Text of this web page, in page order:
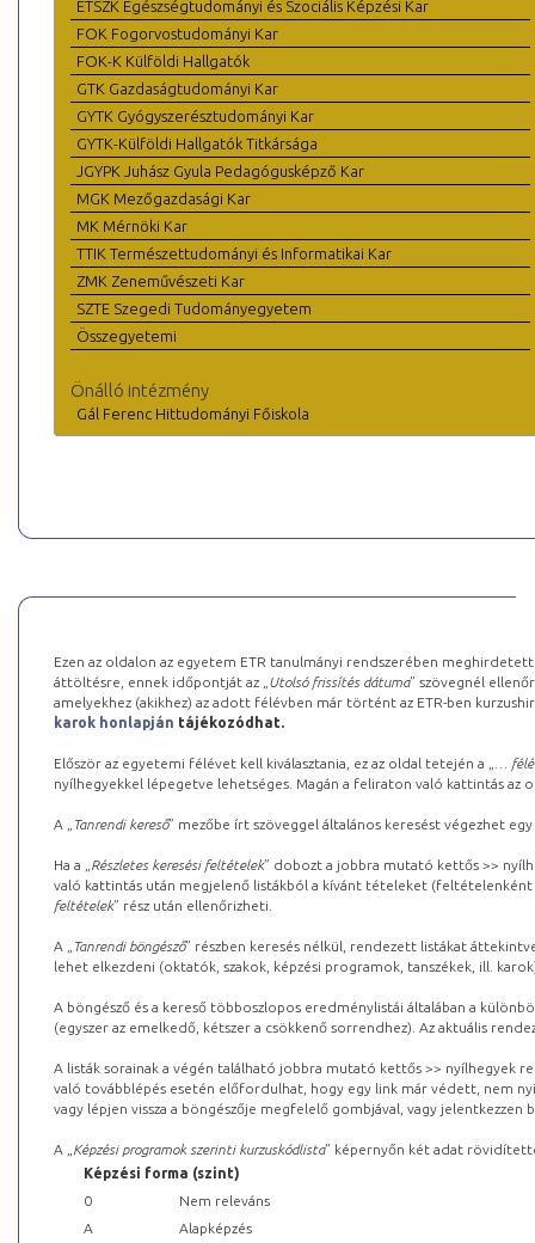
ETSZK Egészségtudományi és Szociális Képzési Kar
FOK Fogorvostudományi Kar
FOK-K Külföldi Hallgatók
GTK Gazdaságtudományi Kar
GYTK Gyógyszerésztudományi Kar
GYTK-Külföldi Hallgatók Titkársága
JGYPK Juhász Gyula Pedagógusképző Kar
MGK Mezőgazdasági Kar
MK Mérnöki Kar
TTIK Természettudományi és Informatikai Kar
ZMK Zeneművészeti Kar
SZTE Szegedi Tudományegyetem
Összegyetemi
Önálló intézmény
Gál Ferenc Hittudományi Főiskola
Ezen az oldalon az egyetem ETR tanulmányi rendszerében
áttöltésre, ennek időpontját az „ Utolsó frissítés dátuma” szövegnél
amelyekhez (akikhez) az adott félévben már történt az ETR-ben
karok honlapján tájékozódhat.
Először az egyetemi félévet kell kiválasztania, ez az oldal tetején a „
…
nyílhegyekkel lépegetve lehetséges. Magán a feliraton való kattintás az
A „ Tanrendi kereső” mezőbe írt szöveggel általános keresést végezhet
Ha a „ Részletes keresési feltételek” dobozt a jobbra mutató kettős >>
való kattintás után megjelenő listákból a kívánt tételeket (feltételenként
feltételek” rész után ellenőrizheti.
A „ Tanrendi böngésző” részben keresés nélkül, rendezett listákat
lehet elkezdeni (oktatók, szakok, képzési programok, tanszékek, ill.
A böngésző és a kereső többoszlopos eredménylistái általában a
(egyszer az emelkedő, kétszer a csökkenő sorrendhez). Az aktuális
A listák sorainak a végén található jobbra mutató kettős >> nyílhegyek
való továbblépés esetén előfordulhat, hogy egy link már védett, nem
vagy lépjen vissza a böngészője megfelelő gombjával, vagy
A „ Képzési programok szerinti kurzuskódlista” képernyőn két adat
Képzési forma (szint)
0
Nem releváns
A
Alapképzés